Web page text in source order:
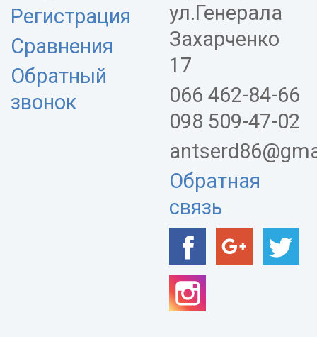
Регистрация
Сравнения
Обратный
звонок
ул.Генерала
Захарченко
17
066 462-84-66
098 509-47-02
Обратная
связь